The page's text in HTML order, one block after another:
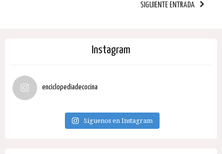
SIGUIENTE ENTRADA
Instagram
enciclopediadecocina
Síguenos en Instagram